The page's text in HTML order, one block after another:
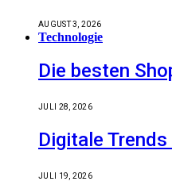
AUGUST 3, 2026
Technologie
Die besten
JULI 28, 2026
Digitale
JULI 19, 2026